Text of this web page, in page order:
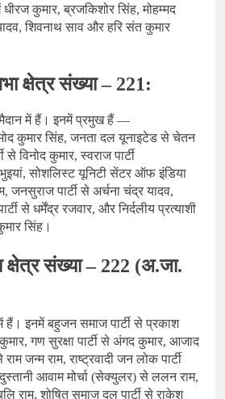
धीरज कुमार, ब्रजकिशोर सिंह, मोहम्मद
शिवनाथ साव और हरि संत कुमार
क्षेत्र संख्या – 221:
मैदान में हैं। इनमें प्रमुख हैं —
कुमार सिंह, जनता दल यूनाइटेड से चेतन
विनोद कुमार, स्वराज पार्टी
सोशलिस्ट यूनिटी सेंटर ऑफ इंडिया
जनसुराज पार्टी से अर्चना चंद्र यादव,
से धर्मेंद्र रजवार, और निर्दलीय प्रत्याशी
सिंह।
क्षेत्र संख्या – 222 (अ.जा.
हैं। इनमें बहुजन समाज पार्टी से प्रकाश
गण सुरक्षा पार्टी से अंगद कुमार, आजाद
जन्म राम, राष्ट्रवादी जन लोक पार्टी
आवाम मोर्चा (सेक्युलर) से ललन राम,
राम, शोषित समाज दल पार्टी से राकेश